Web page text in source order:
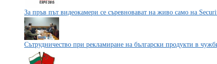
За пръв път видеокамери се съревновават на живо само на
Сътрудничество при рекламиране на български продукти в